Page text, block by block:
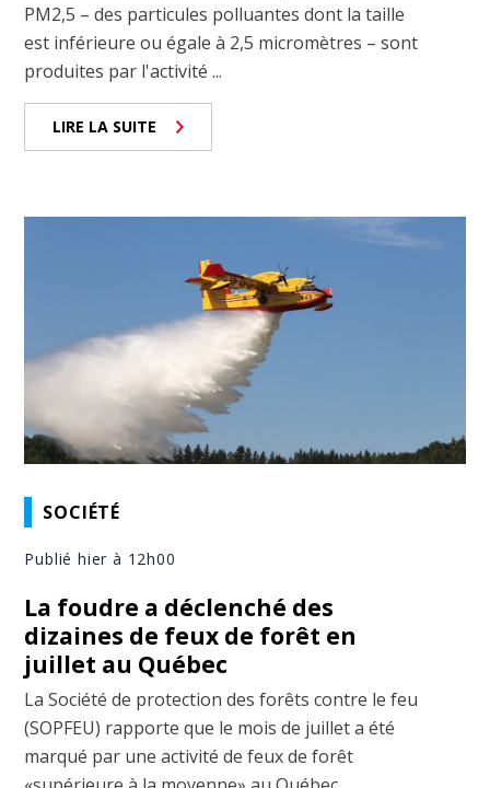
PM2,5 – des particules polluantes dont la taille
est inférieure ou égale à 2,5 micromètres – sont
produites par l'activité ...
LIRE LA SUITE
SOCIÉTÉ
Publié hier à 12h00
La foudre a déclenché des
dizaines de feux de forêt en
juillet au Québec
La Société de protection des forêts contre le feu
(SOPFEU) rapporte que le mois de juillet a été
marqué par une activité de feux de forêt